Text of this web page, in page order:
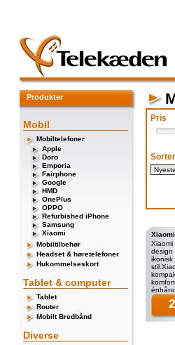
Produkter
Mobil
Mobiltelefoner
Apple
Doro
Emporia
Fairphone
Google
HMD
OnePlus
OPPO
Refurbished iPhone
Samsung
Xiaomi
Mobiltilbehør
Headset & høretelefoner
Hukommelseskort
Tablet & computer
Tablet
Router
Mobilt Bredbånd
Diverse
Pris
Xiaomi
design